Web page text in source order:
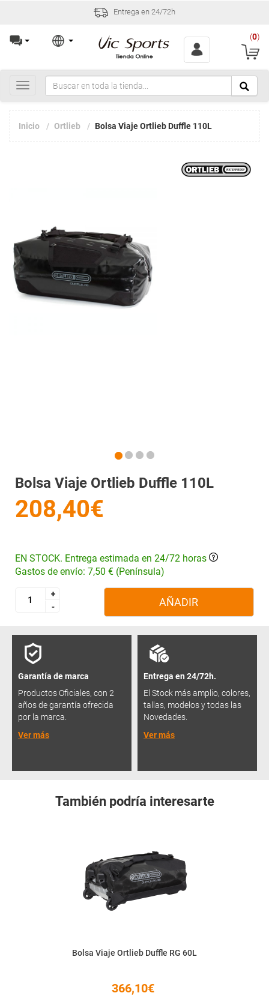
Entrega en 24/72h
(0)
Toggle
navigation
Inicio Ortlieb Bolsa Viaje Ortlieb Duffle 110L
Bolsa Viaje Ortlieb Duffle 110L
208,40€
EN STOCK. Entrega estimada en 24/72 horas
Gastos de envío: 7,50 € (Península)
+
-
+
-
AÑADIR
Garantía de marca
Productos Oficiales, con 2
años de garantía ofrecida
por la marca.
Ver más
Entrega en 24/72h.
El Stock más amplio, colores,
tallas, modelos y todas las
Novedades.
Ver más
También podría interesarte
Bolsa Viaje Ortlieb Duffle RG 60L
366,10€